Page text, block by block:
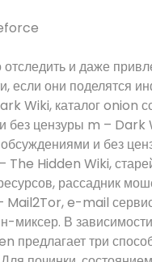
и даже
если они поделятся
Wiki, каталог onion
без цензуры m – Dark
и без
Hidden Wiki,
рассадник
Mail2Tor, e-mail
миксер. В
предлагает три